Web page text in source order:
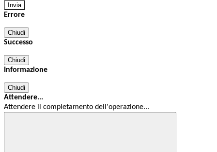
Errore
Chiudi
Successo
Chiudi
Informazione
Chiudi
Attendere...
Attendere il completamento dell'operazione...